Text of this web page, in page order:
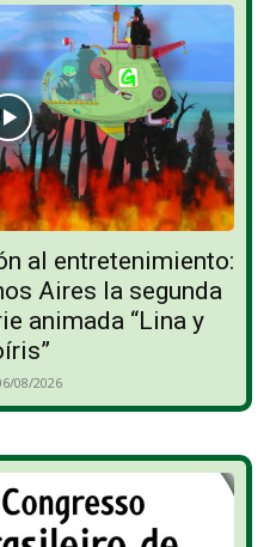
al entretenimiento:
Aires la segunda
animada “Lina y
08/2026